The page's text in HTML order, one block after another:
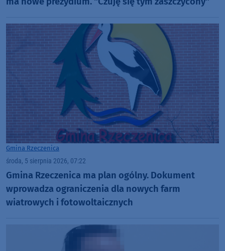
Gmina Rzeczenica
środa, 5 sierpnia 2026, 07:22
Gmina Rzeczenica ma plan ogólny. Dokument
wprowadza ograniczenia dla nowych farm
wiatrowych i fotowoltaicznych